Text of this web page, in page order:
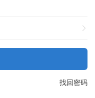
找回密码